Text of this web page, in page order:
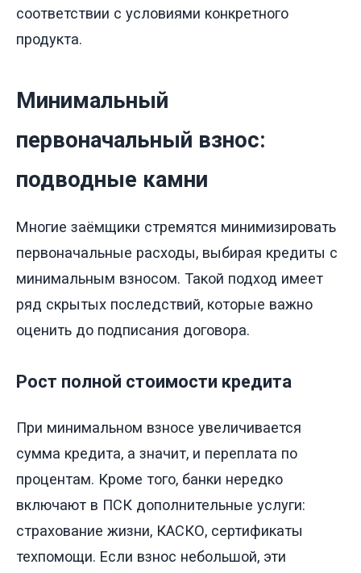
соответствии с условиями конкретного
продукта.
Минимальный
первоначальный взнос:
подводные камни
Многие заёмщики стремятся минимизировать
первоначальные расходы, выбирая кредиты с
минимальным взносом. Такой подход имеет
ряд скрытых последствий, которые важно
оценить до подписания договора.
Рост полной стоимости кредита
При минимальном взносе увеличивается
сумма кредита, а значит, и переплата по
процентам. Кроме того, банки нередко
включают в ПСК дополнительные услуги:
страхование жизни, КАСКО, сертификаты
техпомощи. Если взнос небольшой, эти